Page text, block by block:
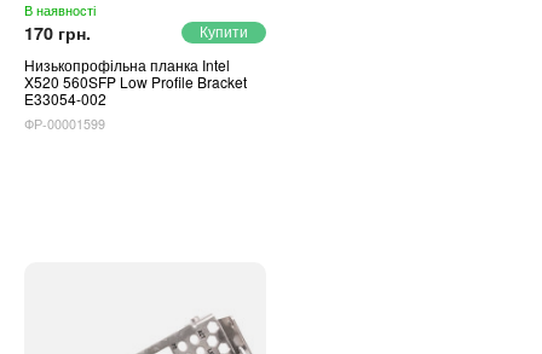
В наявності
170 грн.
Низькопрофільна планка Intel
X520 560SFP Low Profile Bracket
E33054-002
ФР-00001599